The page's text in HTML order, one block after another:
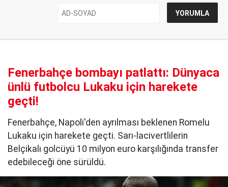
Fenerbahçe bombayı patlattı: Dünyaca
ünlü futbolcu Lukaku için harekete
geçti!
Fenerbahçe, Napoli'den ayrılması beklenen Romelu
Lukaku için harekete geçti. Sarı-lacivertlilerin
Belçikalı golcüyü 10 milyon euro karşılığında transfer
edebileceği öne sürüldü.